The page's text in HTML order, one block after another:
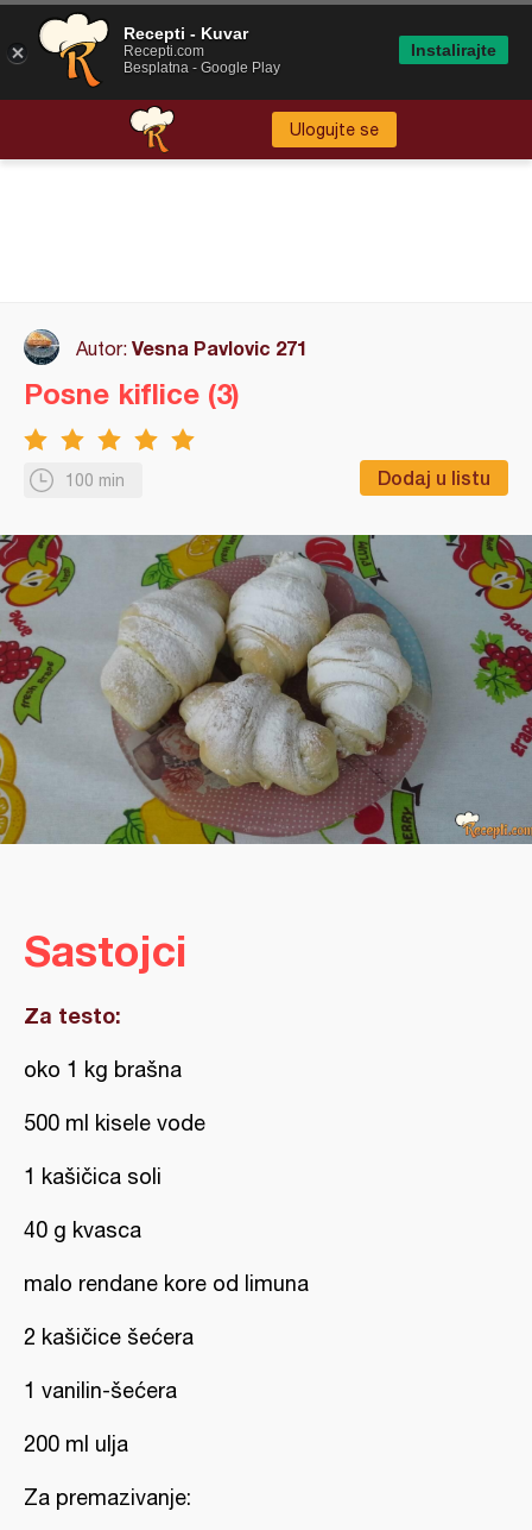
Ulogujte se
Autor: Vesna Pavlovic 271
100 min Dodaj u listu
Posne kiflice (3)
Sastojci
Za testo:
oko 1 kg brašna
500 ml kisele vode
1 kašičica soli
40 g kvasca
malo rendane kore od limuna
2 kašičice šećera
1 vanilin-šećera
200 ml ulja
Za premazivanje:
Recepti - Kuvar
Recepti.com
Besplatna - Google Play
Instalirajte